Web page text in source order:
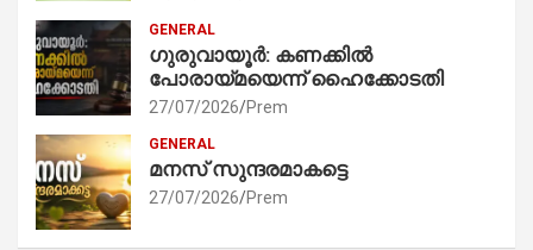
GENERAL
ഗുരുവായൂർ: കണക്കിൽ
പോരായ്മയെന്ന് ഹൈക്കോടതി
27/07/2026 Prem
GENERAL
മനസ് സുന്ദരമാകട്ടെ
27/07/2026 Prem